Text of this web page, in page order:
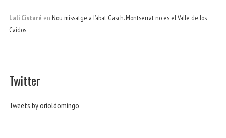
Lali Cistaré en Nou missatge a l’abat Gasch. Montserrat no es el Valle de los
Caidos
Twitter
Tweets by orioldomingo